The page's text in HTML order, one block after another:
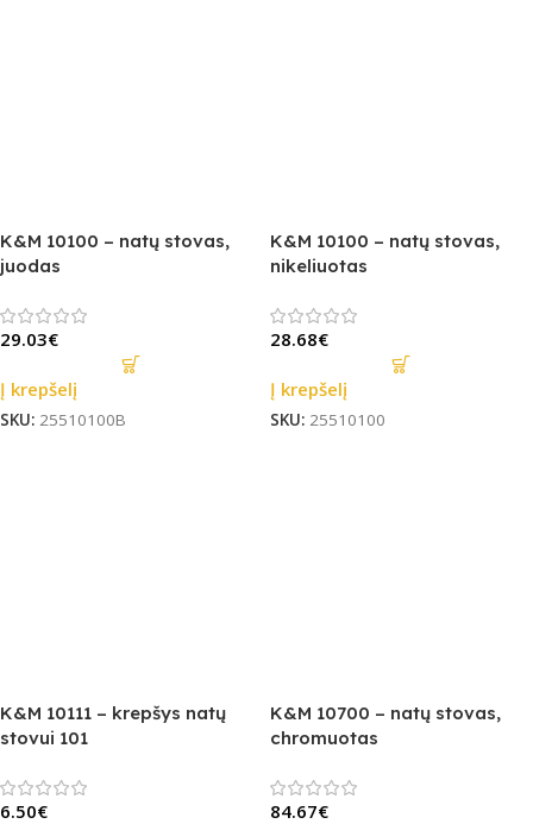
K&M 10100 – natų stovas,
juodas
29.03€
Į krepšelį
SKU: 25510100B
K&M 10100 – natų stovas,
nikeliuotas
28.68€
Į krepšelį
SKU: 25510100
K&M 10111 – krepšys natų
stovui 101
6.50€
K&M 10700 – natų stovas,
chromuotas
84.67€